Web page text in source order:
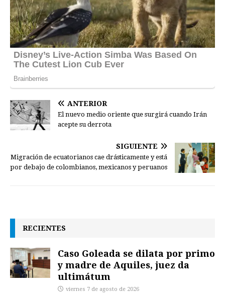
ANTERIOR
El nuevo medio oriente que surgirá cuando Irán
acepte su derrota
SIGUIENTE
Migración de ecuatorianos cae drásticamente y está
por debajo de colombianos, mexicanos y peruanos
RECIENTES
Caso Goleada se dilata por primo
y madre de Aquiles, juez da
ultimátum
viernes 7 de agosto de 2026